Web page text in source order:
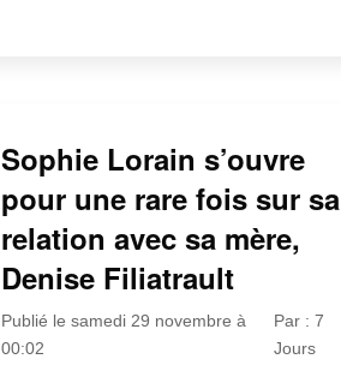
Sophie Lorain s’ouvre
pour une rare fois sur sa
relation avec sa mère,
Denise Filiatrault
Publié le samedi 29 novembre à
00:02
Par : 7
Jours